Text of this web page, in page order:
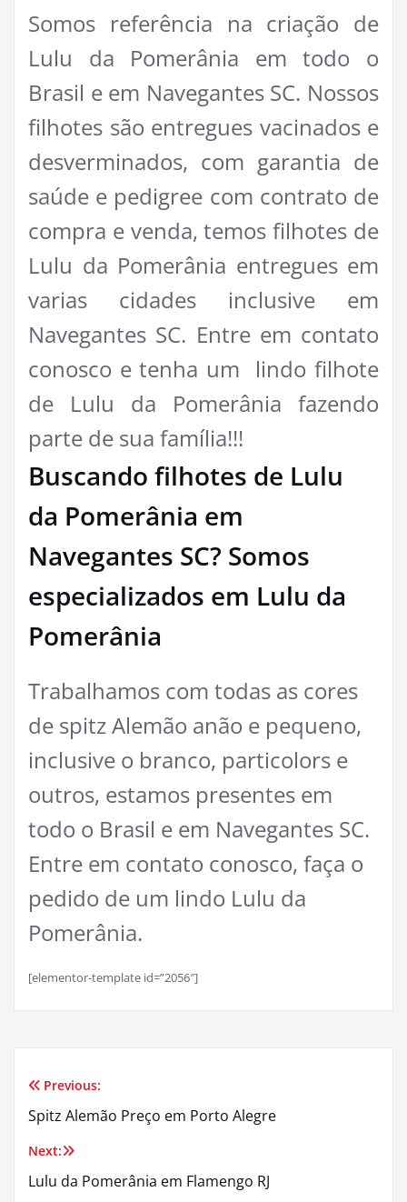
Somos referência na criação de
Lulu da Pomerânia em todo o
Brasil e em Navegantes SC. Nossos
filhotes são entregues vacinados e
desverminados, com garantia de
saúde e pedigree com contrato de
compra e venda, temos filhotes de
Lulu da Pomerânia entregues em
varias cidades inclusive em
Navegantes SC. Entre em contato
conosco e tenha um lindo filhote
de Lulu da Pomerânia fazendo
parte de sua família!!!
Buscando filhotes de Lulu
da Pomerânia em
Navegantes SC? Somos
especializados em Lulu da
Pomerânia
Trabalhamos com todas as cores
de spitz Alemão anão e pequeno,
inclusive o branco, particolors e
outros, estamos presentes em
todo o Brasil e em Navegantes SC.
Entre em contato conosco, faça o
pedido de um lindo Lulu da
Pomerânia.
[elementor-template id=”2056″]
Navegação
de
Post
Previous:
Spitz Alemão Preço em Porto Alegre
Next:
Lulu da Pomerânia em Flamengo RJ